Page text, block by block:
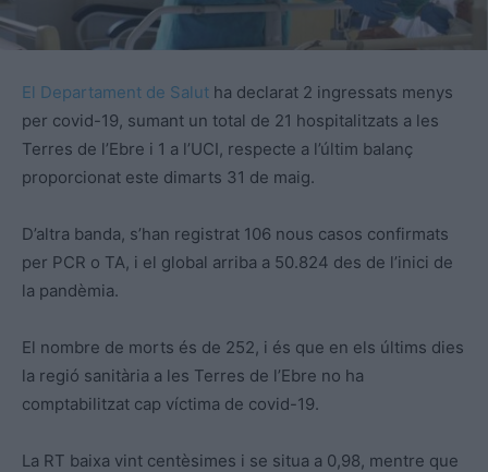
El Departament de Salut ha declarat 2 ingressats menys
per covid-19, sumant un total de 21 hospitalitzats a les
Terres de l’Ebre i 1 a l’UCI, respecte a l’últim balanç
proporcionat este dimarts 31 de maig.
D’altra banda, s’han registrat 106 nous casos confirmats
per PCR o TA, i el global arriba a 50.824 des de l’inici de
la pandèmia.
El nombre de morts és de 252, i és que en els últims dies
la regió sanitària a les Terres de l’Ebre no ha
comptabilitzat cap víctima de covid-19.
La RT baixa vint centèsimes i se situa a 0,98, mentre que